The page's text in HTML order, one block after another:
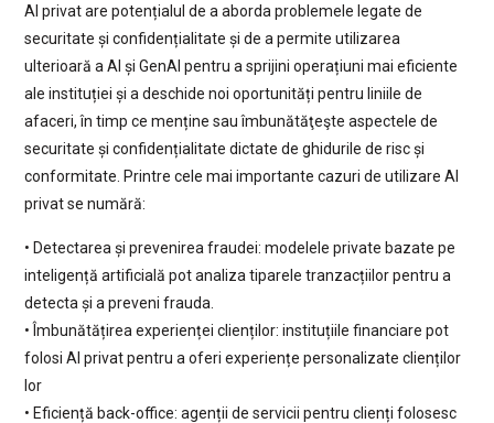
AI privat are potențialul de a aborda problemele legate de
securitate și confidențialitate și de a permite utilizarea
ulterioară a AI și GenAI pentru a sprijini operațiuni mai eficiente
ale instituției și a deschide noi oportunități pentru liniile de
afaceri, în timp ce menține sau îmbunătăţeşte aspectele de
securitate și confidențialitate dictate de ghidurile de risc și
conformitate. Printre cele mai importante cazuri de utilizare AI
privat se numără:
• Detectarea și prevenirea fraudei: modelele private bazate pe
inteligență artificială pot analiza tiparele tranzacțiilor pentru a
detecta și a preveni frauda.
• Îmbunătățirea experienței clienților: instituțiile financiare pot
folosi AI privat pentru a oferi experiențe personalizate clienților
lor
• Eficiență back-office: agenții de servicii pentru clienți folosesc